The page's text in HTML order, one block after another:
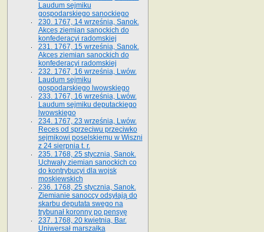
Laudum sejmiku
gospodarskiego sanockiego
230. 1767, 14 września, Sanok.
Akces ziemian sanockich do
konfederacyi radomskiej
231. 1767, 15 września, Sanok.
Akces ziemian sanockich do
konfederacyi radomskiej
232. 1767, 16 września, Lwów.
Laudum sejmiku
gospodarskiego lwowskiego
233. 1767, 16 września, Lwów.
Laudum sejmiku deputackiego
lwowskiego
234. 1767, 23 września, Lwów.
Reces od sprzeciwu przeciwko
sejmikowi poselskiemu w Wiszni
z 24 sierpnia t. r.
235. 1768, 25 stycznia, Sanok.
Uchwały ziemian sanockich co
do kontrybucyi dla wojsk
moskiewskich
236. 1768, 25 stycznia, Sanok.
Ziemianie sanoccy odsyłają do
skarbu deputata swego na
trybunał koronny po pensyę
237. 1768, 20 kwietnia, Bar.
Uniwersał marszałka